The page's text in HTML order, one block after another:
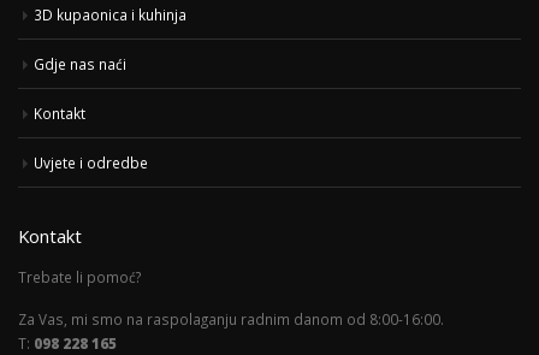
3D kupaonica i kuhinja
Gdje nas naći
Kontakt
Uvjete i odredbe
Kontakt
Trebate li pomoć?
Za Vas, mi smo na raspolaganju radnim danom od 8:00-16:00.
T: 098 228 165